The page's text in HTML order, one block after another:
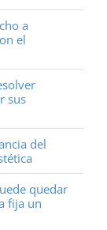
a
el
sus
del
quedar
fija un